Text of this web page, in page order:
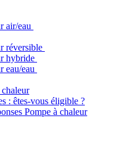
air/eau
réversible
hybride
eau/eau
: êtes-vous éligible ?
Pompe à chaleur